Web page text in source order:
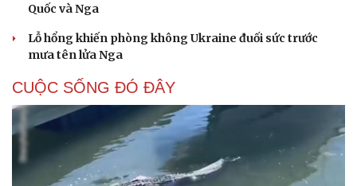
Quốc và Nga
Lỗ hổng khiến phòng không Ukraine đuối sức trước
mưa tên lửa Nga
CUỘC SỐNG ĐÓ ĐÂY